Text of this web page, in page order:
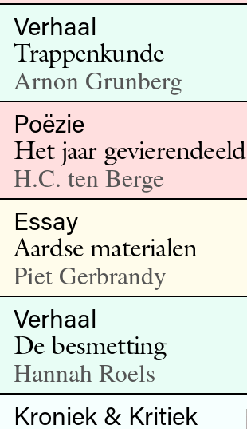
Verhaal
Trappenkunde
Arnon Grunberg
Poëzie
Het jaar gevierendeeld
H.C. ten Berge
Essay
Aardse materialen
Piet Gerbrandy
Verhaal
De besmetting
Hannah Roels
Kroniek & Kritiek